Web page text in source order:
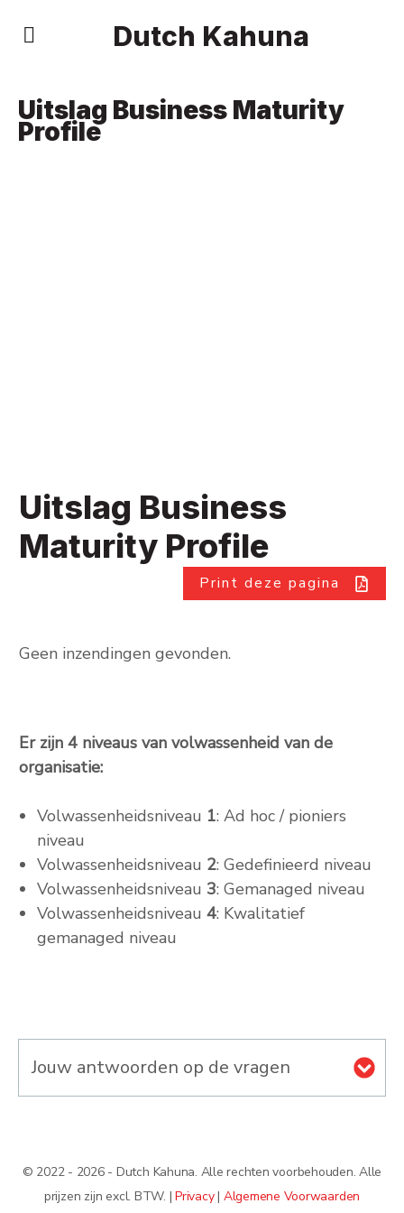
Dutch Kahuna
Uitslag Business Maturity
Profile
Uitslag Business
Maturity Profile
Print deze pagina
Geen inzendingen gevonden.
Er zijn 4 niveaus van volwassenheid van de
organisatie:
Volwassenheidsniveau 1: Ad hoc / pioniers
niveau
Volwassenheidsniveau 2: Gedefinieerd niveau
Volwassenheidsniveau 3: Gemanaged niveau
Volwassenheidsniveau 4: Kwalitatief
gemanaged niveau
Jouw antwoorden op de vragen
© 2022 - 2026 - Dutch Kahuna. Alle rechten voorbehouden. Alle
prijzen zijn excl. BTW. |Privacy| Algemene Voorwaarden